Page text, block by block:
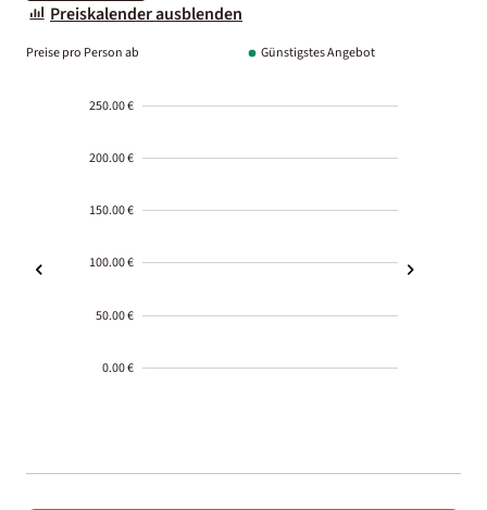
Preiskalender ausblenden
Preise pro Person ab Günstigstes Angebot
250.00 €
200.00 €
150.00 €
100.00 €
50.00 €
0.00 €
01-02